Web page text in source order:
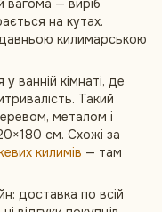
вагома — виріб
на кутах.
давньою килимарською
ванній кімнаті, де
Такий
металом і
см. Схожі за
килимів — там
доставка по всій